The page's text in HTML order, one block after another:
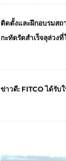
ติดตั้งและฝึกอบรมส
กะทัดรัดสำเร็จลุล่วง
ข่าวดี: FITCO ได้รับ